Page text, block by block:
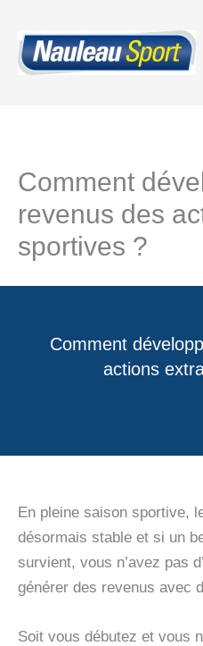
contenu
Comment
revenus des
sportives ?
Comment
actions
En pleine saison sportive,
désormais stable et si un
survient, vous n’avez pas
générer des revenus avec
Soit vous débutez et vous